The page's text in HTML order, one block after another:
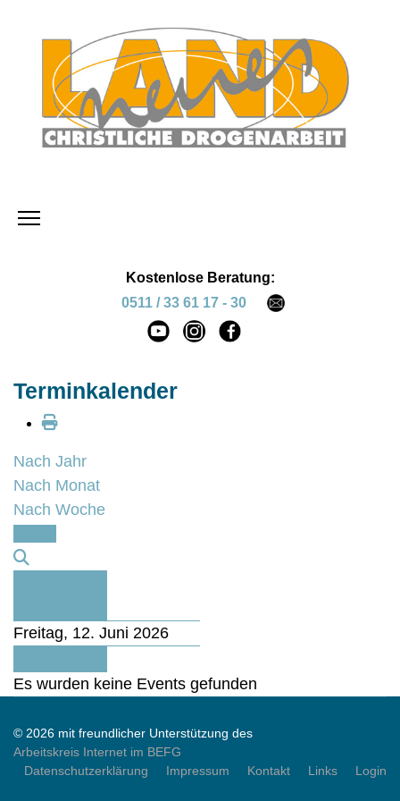
Kostenlose Beratung:
0511 / 33 61 17 - 30
Terminkalender
Nach Jahr
Nach Monat
Nach Woche
Freitag, 12. Juni 2026
Es wurden keine Events gefunden
© 2026 mit freundlicher Unterstützung des
Arbeitskreis Internet im BEFG
Datenschutzerklärung
Impressum Kontakt Links Login